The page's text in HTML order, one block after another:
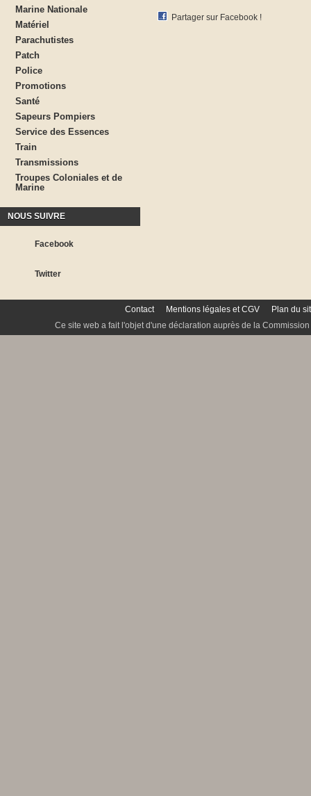
Marine Nationale
Matériel
Parachutistes
Patch
Police
Promotions
Santé
Sapeurs Pompiers
Service des Essences
Train
Transmissions
Troupes Coloniales et de
Marine
NOUS SUIVRE
Facebook
Twitter
Partager sur Facebook !
Contact Mentions légales et CGV
Plan du
Ce site web a fait l'objet d'une déclaration auprès de la